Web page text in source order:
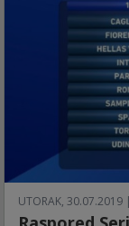
UTORAK, 30.07.2019